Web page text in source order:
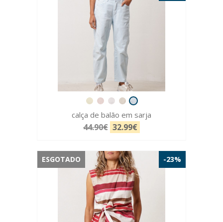
calça de balão em sarja
44.90€ 32.99€
ESGOTADO -23%